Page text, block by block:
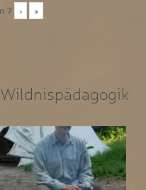
7 › »